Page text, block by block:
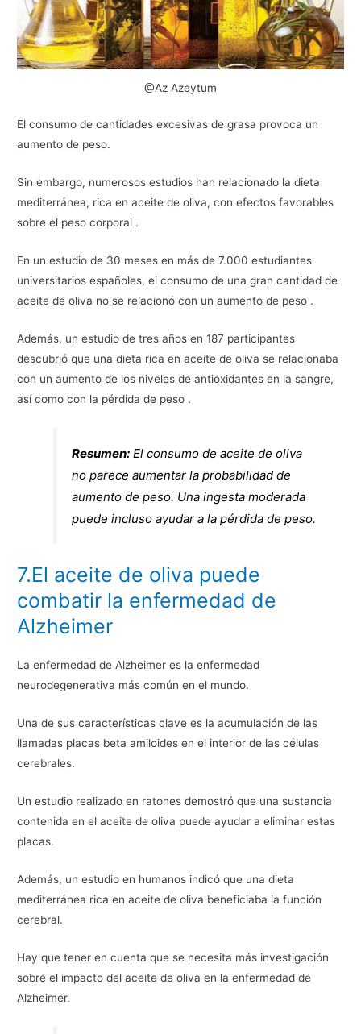
@Az Azeytum
El consumo de cantidades excesivas de grasa provoca un
aumento de peso.
Sin embargo, numerosos estudios han relacionado la dieta
mediterránea, rica en aceite de oliva, con efectos favorables
sobre el peso corporal .
En un estudio de 30 meses en más de 7.000 estudiantes
universitarios españoles, el consumo de una gran cantidad de
aceite de oliva no se relacionó con un aumento de peso .
Además, un estudio de tres años en 187 participantes
descubrió que una dieta rica en aceite de oliva se relacionaba
con un aumento de los niveles de antioxidantes en la sangre,
así como con la pérdida de peso .
Resumen: El consumo de aceite de oliva
no parece aumentar la probabilidad de
aumento de peso. Una ingesta moderada
puede incluso ayudar a la pérdida de peso.
7.El aceite de oliva puede
combatir la enfermedad de
Alzheimer
La enfermedad de Alzheimer es la enfermedad
neurodegenerativa más común en el mundo.
Una de sus características clave es la acumulación de las
llamadas placas beta amiloides en el interior de las células
cerebrales.
Un estudio realizado en ratones demostró que una sustancia
contenida en el aceite de oliva puede ayudar a eliminar estas
placas.
Además, un estudio en humanos indicó que una dieta
mediterránea rica en aceite de oliva beneficiaba la función
cerebral.
Hay que tener en cuenta que se necesita más investigación
sobre el impacto del aceite de oliva en la enfermedad de
Alzheimer.